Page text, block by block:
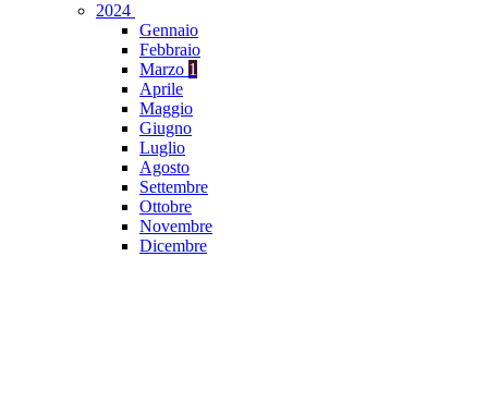
2024
Gennaio
Febbraio
Marzo 1
Aprile
Maggio
Giugno
Luglio
Agosto
Settembre
Ottobre
Novembre
Dicembre